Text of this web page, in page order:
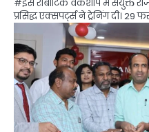
#इस रोबोटिक वर्कशॉप में संयुक्त
प्रसिद्ध एक्सपर्ट्स ने ट्रेनिंग दी। 29